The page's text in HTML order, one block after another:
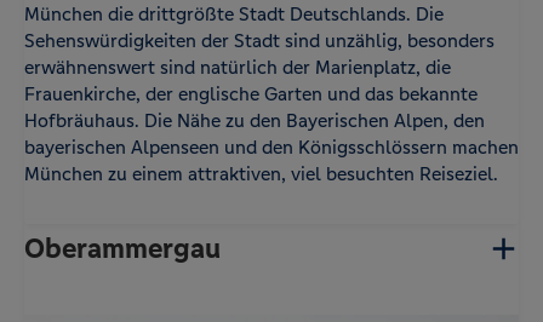
München die drittgrößte Stadt Deutschlands. Die
Sehenswürdigkeiten der Stadt sind unzählig, besonders
erwähnenswert sind natürlich der Marienplatz, die
Frauenkirche, der englische Garten und das bekannte
Hofbräuhaus. Die Nähe zu den Bayerischen Alpen, den
bayerischen Alpenseen und den Königsschlössern machen
München zu einem attraktiven, viel besuchten Reiseziel.
Oberammergau